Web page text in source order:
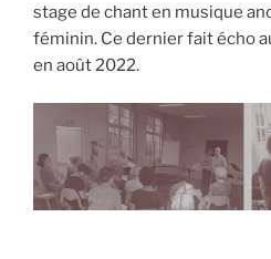
stage de chant en musique
féminin. Ce dernier fait écho
en août 2022.